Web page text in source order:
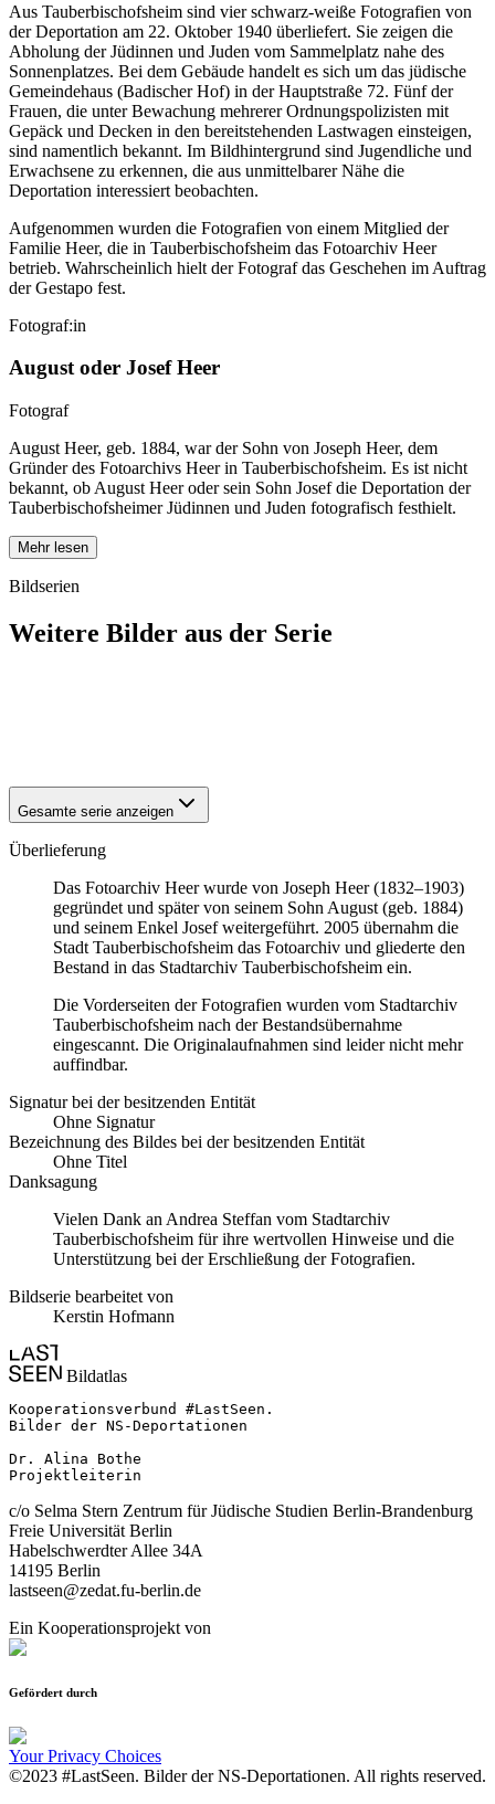
Aus Tauberbischofsheim sind vier schwarz-weiße Fotografien von
der Deportation am 22. Oktober 1940 überliefert. Sie zeigen die
Abholung der Jüdinnen und Juden vom Sammelplatz nahe des
Sonnenplatzes. Bei dem Gebäude handelt es sich um das jüdische
Gemeindehaus (Badischer Hof) in der Hauptstraße 72. Fünf der
Frauen, die unter Bewachung mehrerer Ordnungspolizisten mit
Gepäck und Decken in den bereitstehenden Lastwagen einsteigen,
sind namentlich bekannt. Im Bildhintergrund sind Jugendliche und
Erwachsene zu erkennen, die aus unmittelbarer Nähe die
Deportation interessiert beobachten.
Aufgenommen wurden die Fotografien von einem Mitglied der
Familie Heer, die in Tauberbischofsheim das Fotoarchiv Heer
betrieb. Wahrscheinlich hielt der Fotograf das Geschehen im Auftrag
der Gestapo fest.
Fotograf:in
August oder Josef Heer
Fotograf
August Heer, geb. 1884, war der Sohn von Joseph Heer, dem
Gründer des Fotoarchivs Heer in Tauberbischofsheim. Es ist nicht
bekannt, ob August Heer oder sein Sohn Josef die Deportation der
Tauberbischofsheimer Jüdinnen und Juden fotografisch festhielt.
Mehr lesen
Bildserien
Weitere Bilder aus der Serie
Gesamte serie anzeigen
Überlieferung
Das Fotoarchiv Heer wurde von Joseph Heer (1832–1903)
gegründet und später von seinem Sohn August (geb. 1884)
und seinem Enkel Josef weitergeführt. 2005 übernahm die
Stadt Tauberbischofsheim das Fotoarchiv und gliederte den
Bestand in das Stadtarchiv Tauberbischofsheim ein.
Die Vorderseiten der Fotografien wurden vom Stadtarchiv
Tauberbischofsheim nach der Bestandsübernahme
eingescannt. Die Originalaufnahmen sind leider nicht mehr
auffindbar.
Signatur bei der besitzenden Entität
Ohne Signatur
Bezeichnung des Bildes bei der besitzenden Entität
Ohne Titel
Danksagung
Vielen Dank an Andrea Steffan vom Stadtarchiv
Tauberbischofsheim für ihre wertvollen Hinweise und die
Unterstützung bei der Erschließung der Fotografien.
Bildserie bearbeitet von
Kerstin Hofmann
Bildatlas
Kooperationsverbund #LastSeen.
Bilder der NS-Deportationen
Dr. Alina Bothe
Projektleiterin
c/o Selma Stern Zentrum für Jüdische Studien Berlin-Brandenburg
Freie Universität Berlin
Habelschwerdter Allee 34A
14195 Berlin
lastseen@zedat.fu-berlin.de
Ein Kooperationsprojekt von
Gefördert durch
Your Privacy Choices
©2023 #LastSeen. Bilder der NS-Deportationen. All rights reserved.